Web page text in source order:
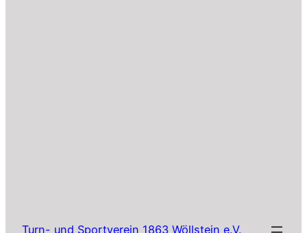
Turn- und Sportverein 1863 Wöllstein e.V.